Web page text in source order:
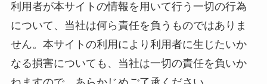
利用者が本サイトの情報を用いて行う一切の行為
について、当社は何ら責任を負うものではありま
せん。本サイトの利用により利用者に生じたいか
なる損害についても、当社は一切の責任を負いか